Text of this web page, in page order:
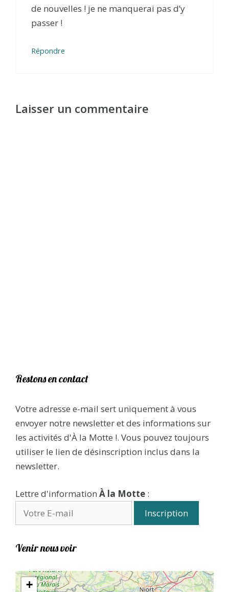
de nouvelles ! je ne manquerai pas d’y
passer !
Répondre
Laisser un commentaire
Restons en contact
Votre adresse e-mail sert uniquement à vous
envoyer notre newsletter et des informations sur
les activités d'À la Motte !. Vous pouvez toujours
utiliser le lien de désinscription inclus dans la
newsletter.
Lettre d'information À la Motte :
Venir nous voir
+